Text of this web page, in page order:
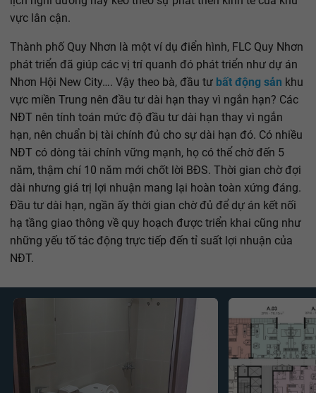
vực lân cận.
Thành phố Quy Nhơn là một ví dụ điển hình, FLC Quy Nhơn
phát triển đã giúp các vị trí quanh đó phát triển như dự án
Nhơn Hội New City…. Vậy theo bà, đầu tư bất động sản khu
vực miền Trung nên đầu tư dài hạn thay vì ngắn hạn? Các
NĐT nên tính toán mức độ đầu tư dài hạn thay vì ngắn
hạn, nên chuẩn bị tài chính đủ cho sự dài hạn đó. Có nhiều
NĐT có dòng tài chính vững mạnh, họ có thể chờ đến 5
năm, thậm chí 10 năm mới chốt lời BĐS. Thời gian chờ đợi
dài nhưng giá trị lợi nhuận mang lại hoàn toàn xứng đáng.
Đầu tư dài hạn, ngần ấy thời gian chờ đủ để dự án kết nối
hạ tầng giao thông về quy hoạch được triển khai cũng như
những yếu tố tác động trực tiếp đến tỉ suất lợi nhuận của
NĐT.